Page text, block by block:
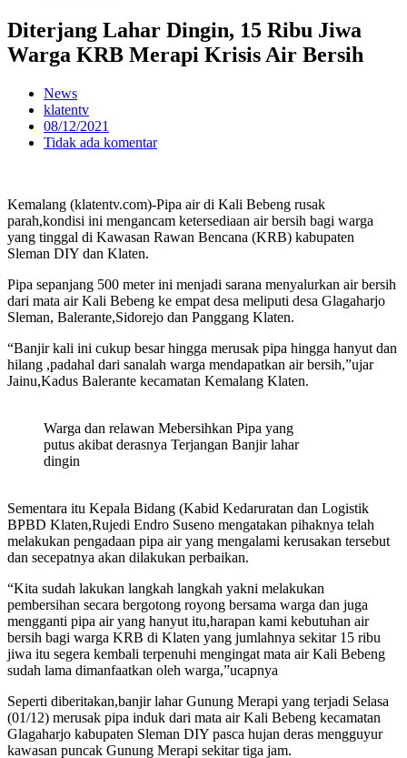
Diterjang Lahar Dingin, 15 Ribu Jiwa
Warga KRB Merapi Krisis Air Bersih
News
klatentv
08/12/2021
Tidak ada komentar
Kemalang (klatentv.com)-Pipa air di Kali Bebeng rusak
parah,kondisi ini mengancam ketersediaan air bersih bagi warga
yang tinggal di Kawasan Rawan Bencana (KRB) kabupaten
Sleman DIY dan Klaten.
Pipa sepanjang 500 meter ini menjadi sarana menyalurkan air bersih
dari mata air Kali Bebeng ke empat desa meliputi desa Glagaharjo
Sleman, Balerante,Sidorejo dan Panggang Klaten.
“Banjir kali ini cukup besar hingga merusak pipa hingga hanyut dan
hilang ,padahal dari sanalah warga mendapatkan air bersih,”ujar
Jainu,Kadus Balerante kecamatan Kemalang Klaten.
Warga dan relawan Mebersihkan Pipa yang
putus akibat derasnya Terjangan Banjir lahar
dingin
Sementara itu Kepala Bidang (Kabid Kedaruratan dan Logistik
BPBD Klaten,Rujedi Endro Suseno mengatakan pihaknya telah
melakukan pengadaan pipa air yang mengalami kerusakan tersebut
dan secepatnya akan dilakukan perbaikan.
“Kita sudah lakukan langkah langkah yakni melakukan
pembersihan secara bergotong royong bersama warga dan juga
mengganti pipa air yang hanyut itu,harapan kami kebutuhan air
bersih bagi warga KRB di Klaten yang jumlahnya sekitar 15 ribu
jiwa itu segera kembali terpenuhi mengingat mata air Kali Bebeng
sudah lama dimanfaatkan oleh warga,”ucapnya
Seperti diberitakan,banjir lahar Gunung Merapi yang terjadi Selasa
(01/12) merusak pipa induk dari mata air Kali Bebeng kecamatan
Glagaharjo kabupaten Sleman DIY pasca hujan deras mengguyur
kawasan puncak Gunung Merapi sekitar tiga jam.